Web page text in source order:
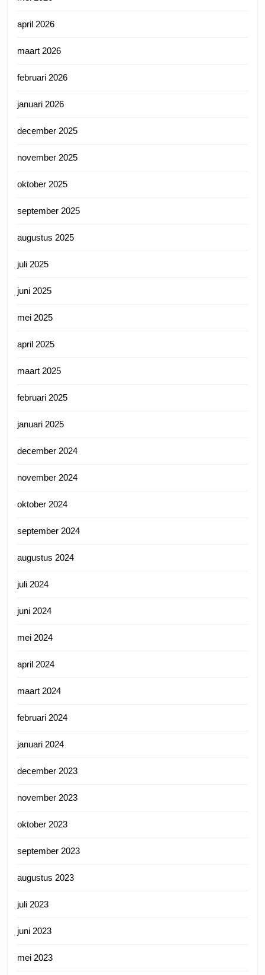
april 2026
maart 2026
februari 2026
januari 2026
december 2025
november 2025
oktober 2025
september 2025
augustus 2025
juli 2025
juni 2025
mei 2025
april 2025
maart 2025
februari 2025
januari 2025
december 2024
november 2024
oktober 2024
september 2024
augustus 2024
juli 2024
juni 2024
mei 2024
april 2024
maart 2024
februari 2024
januari 2024
december 2023
november 2023
oktober 2023
september 2023
augustus 2023
juli 2023
juni 2023
mei 2023